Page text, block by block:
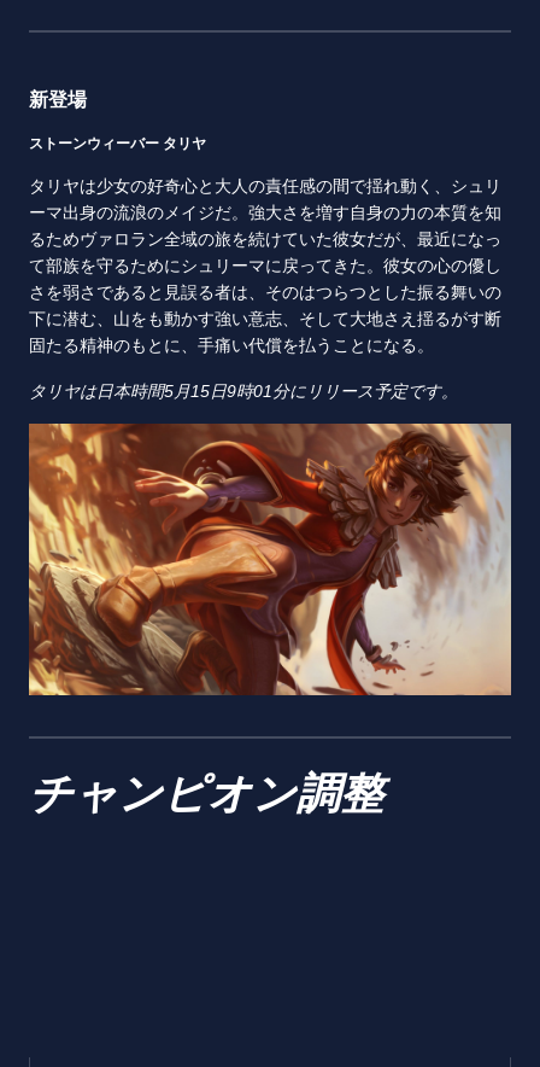
新登場
ストーンウィーバー タリヤ
タリヤは少女の好奇心と大人の責任感の間で揺れ動く、シュリ
ーマ出身の流浪のメイジだ。強大さを増す自身の力の本質を知
るためヴァロラン全域の旅を続けていた彼女だが、最近になっ
て部族を守るためにシュリーマに戻ってきた。彼女の心の優し
さを弱さであると見誤る者は、そのはつらつとした振る舞いの
下に潜む、山をも動かす強い意志、そして大地さえ揺るがす断
固たる精神のもとに、手痛い代償を払うことになる。
タリヤは日本時間5月15日9時01分にリリース予定です。
チャンピオン調整